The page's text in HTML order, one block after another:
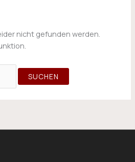
nicht gefunden werden.